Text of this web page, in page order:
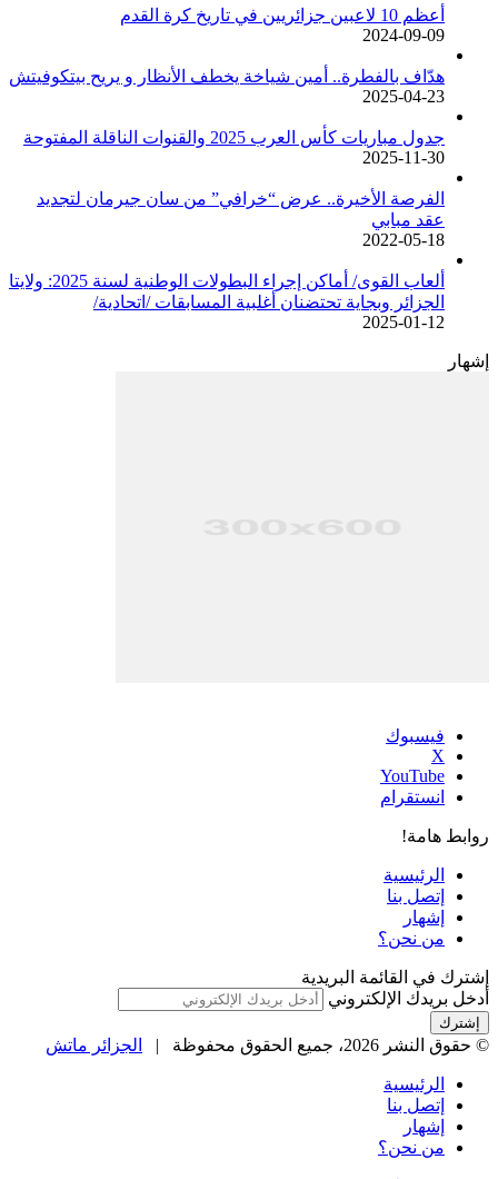
أعظم 10 لاعبين جزائريين في تاريخ كرة القدم
2024-09-09
هدّاف بالفطرة.. أمين شياخة يخطف الأنظار و يريح بيتكوفيتش
2025-04-23
جدول مباريات كأس العرب 2025 والقنوات الناقلة المفتوحة
2025-11-30
الفرصة الأخيرة.. عرض “خرافي” من سان جيرمان لتجديد
عقد مبابي
2022-05-18
ألعاب القوى/ أماكن إجراء البطولات الوطنية لسنة 2025: ولايتا
الجزائر وبجاية تحتضنان أغلبية المسابقات /اتحادية/
2025-01-12
إشهار
فيسبوك
‫X
‫YouTube
انستقرام
روابط هامة!
الرئيسية
إتصل بنا
إشهار
من نحن؟
إشترك في القائمة البريدية
أدخل بريدك الإلكتروني
© حقوق النشر 2026، جميع الحقوق محفوظة | الجزائر ماتش
الرئيسية
إتصل بنا
إشهار
من نحن؟